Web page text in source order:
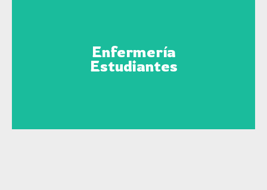
Enfermería
Estudiantes
Información, Registro y Pago